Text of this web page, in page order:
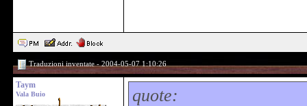
Traduzioni inventate - 2004-05-07 1:10:26
Taym
Vala Buio quote: